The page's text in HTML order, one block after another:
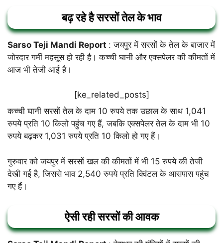
बढ़ रहे है सरसों तेल के भाव
Sarso Teji Mandi Report : जयपुर में सरसों के तेल के बाजार में
जोरदार गर्मी महसूस हो रही है। कच्ची घानी और एक्सपेलर की कीमतों में
आज भी तेजी आई है।
[ke_related_posts]
कच्ची घानी सरसों तेल के दाम 10 रुपये तक उछाल के साथ 1,041
रुपये प्रति 10 किलो पहुंच गए हैं, जबकि एक्सपेलर तेल के दाम भी 10
रुपये बढ़कर 1,031 रुपये प्रति 10 किलो हो गए हैं।
गुरुवार को जयपुर में सरसों खल की कीमतों में भी 15 रुपये की तेजी
देखी गई है, जिससे भाव 2,540 रुपये प्रति क्विंटल के आसपास पहुंच
गए हैं।
ऐसी रही सरसों की आवक